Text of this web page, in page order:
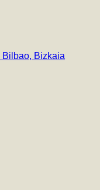
Bilbao, Bizkaia